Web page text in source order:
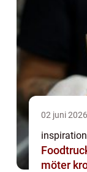
02 juni 2026
inspiration
Foodtruck
möter